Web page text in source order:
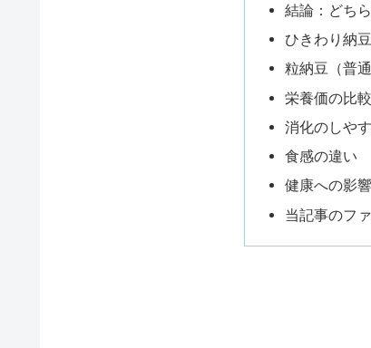
結論：どち
ひきわり納
粒納豆（普
栄養価の比較
消化のしや
食感の違い
健康への影響
当記事のフ